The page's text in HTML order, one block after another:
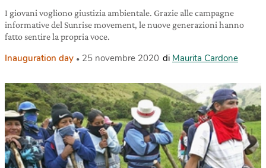
I giovani vogliono giustizia ambientale. Grazie alle campagne
informative del Sunrise movement, le nuove generazioni hanno
fatto sentire la propria voce.
Inauguration day 25 novembre 2020 di Maurita Cardone